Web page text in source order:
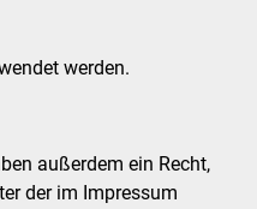
werden.
außerdem ein Recht,
der im Impressum